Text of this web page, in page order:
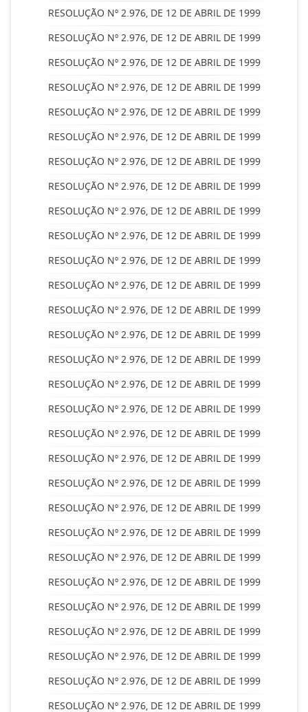
RESOLUÇÃO Nº 2.976, DE 12 DE ABRIL DE 1999
RESOLUÇÃO Nº 2.976, DE 12 DE ABRIL DE 1999
RESOLUÇÃO Nº 2.976, DE 12 DE ABRIL DE 1999
RESOLUÇÃO Nº 2.976, DE 12 DE ABRIL DE 1999
RESOLUÇÃO Nº 2.976, DE 12 DE ABRIL DE 1999
RESOLUÇÃO Nº 2.976, DE 12 DE ABRIL DE 1999
RESOLUÇÃO Nº 2.976, DE 12 DE ABRIL DE 1999
RESOLUÇÃO Nº 2.976, DE 12 DE ABRIL DE 1999
RESOLUÇÃO Nº 2.976, DE 12 DE ABRIL DE 1999
RESOLUÇÃO Nº 2.976, DE 12 DE ABRIL DE 1999
RESOLUÇÃO Nº 2.976, DE 12 DE ABRIL DE 1999
RESOLUÇÃO Nº 2.976, DE 12 DE ABRIL DE 1999
RESOLUÇÃO Nº 2.976, DE 12 DE ABRIL DE 1999
RESOLUÇÃO Nº 2.976, DE 12 DE ABRIL DE 1999
RESOLUÇÃO Nº 2.976, DE 12 DE ABRIL DE 1999
RESOLUÇÃO Nº 2.976, DE 12 DE ABRIL DE 1999
RESOLUÇÃO Nº 2.976, DE 12 DE ABRIL DE 1999
RESOLUÇÃO Nº 2.976, DE 12 DE ABRIL DE 1999
RESOLUÇÃO Nº 2.976, DE 12 DE ABRIL DE 1999
RESOLUÇÃO Nº 2.976, DE 12 DE ABRIL DE 1999
RESOLUÇÃO Nº 2.976, DE 12 DE ABRIL DE 1999
RESOLUÇÃO Nº 2.976, DE 12 DE ABRIL DE 1999
RESOLUÇÃO Nº 2.976, DE 12 DE ABRIL DE 1999
RESOLUÇÃO Nº 2.976, DE 12 DE ABRIL DE 1999
RESOLUÇÃO Nº 2.976, DE 12 DE ABRIL DE 1999
RESOLUÇÃO Nº 2.976, DE 12 DE ABRIL DE 1999
RESOLUÇÃO Nº 2.976, DE 12 DE ABRIL DE 1999
RESOLUÇÃO Nº 2.976, DE 12 DE ABRIL DE 1999
RESOLUÇÃO Nº 2.976, DE 12 DE ABRIL DE 1999